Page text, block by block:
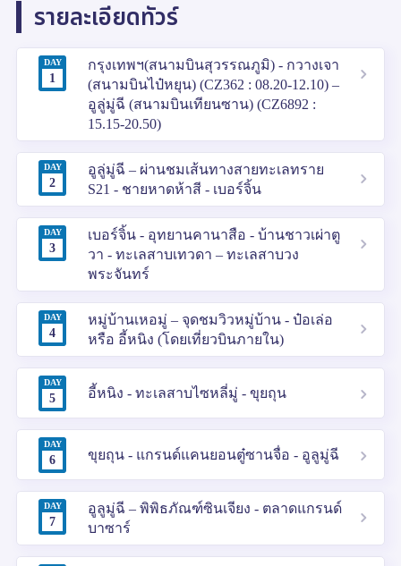
รายละเอียดทัวร์
DAY
1
กรุงเทพฯ(สนามบินสุวรรณภูมิ) - กวางเจา
(สนามบินไป๋หยุน) (CZ362 : 08.20-12.10) –
อูลู่มู่ฉี (สนามบินเทียนซาน) (CZ6892 :
15.15-20.50)
DAY
2
อูลู่มู่ฉี – ผ่านชมเส้นทางสายทะเลทราย
S21 - ชายหาดห้าสี - เบอร์จิ้น
DAY
3
เบอร์จิ้น - อุทยานคานาสือ - บ้านชาวเผ่าตู
วา - ทะเลสาบเทวดา – ทะเลสาบวง
พระจันทร์
DAY
4
หมู่บ้านเหอมู่ – จุดชมวิวหมู่บ้าน - ป๋อเล่อ
หรือ อี้หนิง (โดยเที่ยวบินภายใน)
DAY
5 อี้หนิง - ทะเลสาบไซหลี่มู่ - ขุยถุน
DAY
6 ขุยถุน - แกรนด์แคนยอนตู๋ซานจื่อ - อูลูมู่ฉี
DAY
7
อูลูมู่ฉี – พิพิธภัณฑ์ซินเจียง - ตลาดแกรนด์
บาซาร์